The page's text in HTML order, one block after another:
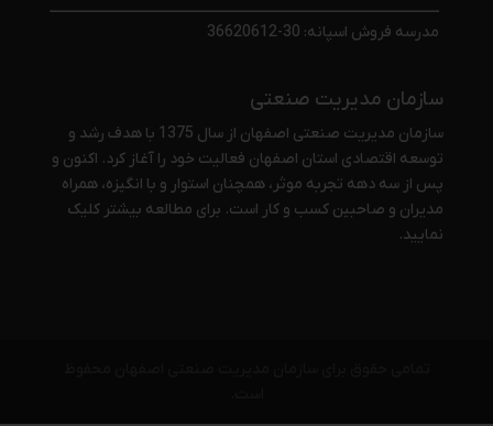
مدرسه فروش اسپانه: 30-36620612
سازمان مدیریت صنعتی
سازمان مدیریت صنعتی اصفهان از سال 1375 با هدف رشد و
توسعه اقتصادی استان اصفهان فعالیت خود را آغاز کرد. اکنون و
پس از سه دهه تجربه موثر، همچنان استوار و با انگیزه، همراه
مدیران و صاحبین کسب و کار است. برای مطالعه بیشتر کلیک
نمایید.